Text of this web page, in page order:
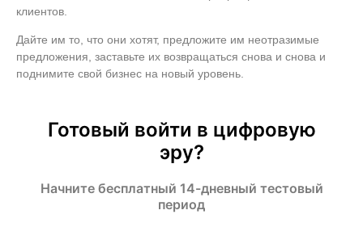
клиентов.
Дайте им то, что они хотят, предложите им неотразимые
предложения, заставьте их возвращаться снова и снова и
поднимите свой бизнес на новый уровень.
Готовый войти в цифровую
эру?
Начните бесплатный 14-дневный тестовый
период